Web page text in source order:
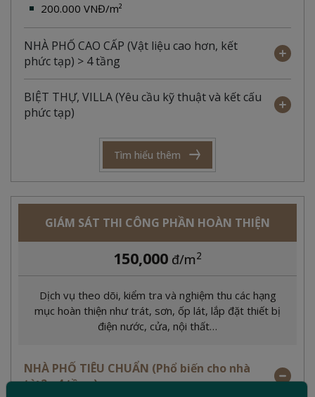
200.000 VNĐ/m²
NHÀ PHỐ CAO CẤP (Vật liệu cao hơn, kết
phức tạp) > 4 tầng
BIỆT THỰ, VILLA (Yêu cầu kỹ thuật và kết cấu
phức tạp)
Tìm hiểu thêm
GIÁM SÁT THI CÔNG PHẦN HOÀN THIỆN
150,000 đ/m2
Dịch vụ theo dõi, kiểm tra và nghiệm thu các hạng
mục hoàn thiện như trát, sơn, ốp lát, lắp đặt thiết bị
điện nước, cửa, nội thất…
NHÀ PHỐ TIÊU CHUẨN (Phổ biến cho nhà
từ 2 - 4 tầng)